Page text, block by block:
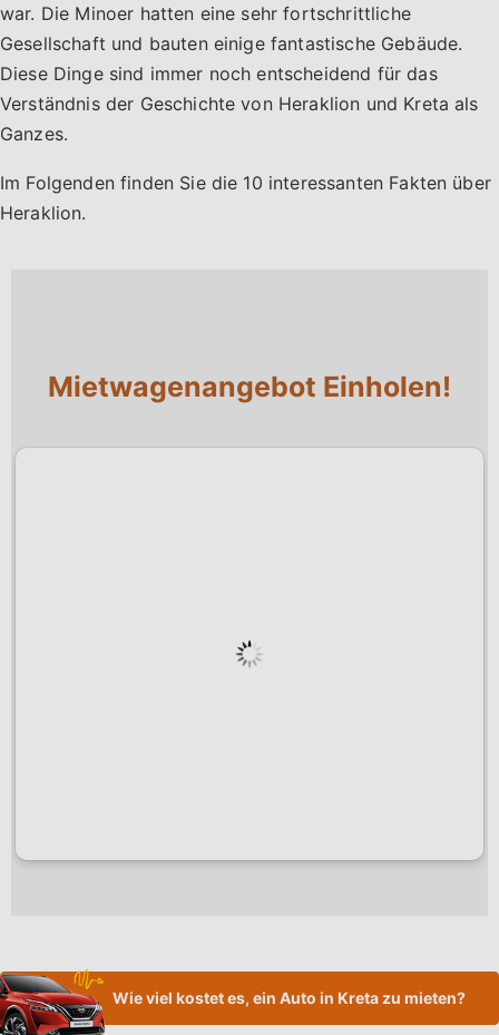
war. Die Minoer hatten eine sehr fortschrittliche
Gesellschaft und bauten einige fantastische Gebäude.
Diese Dinge sind immer noch entscheidend für das
Verständnis der Geschichte von Heraklion und Kreta als
Ganzes.
Im Folgenden finden Sie die 10 interessanten Fakten über
Heraklion.
Mietwagenangebot Einholen!
Wie viel kostet es, ein Auto in Kreta zu mieten?